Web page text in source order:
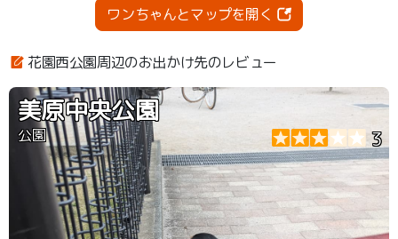
ワンちゃんとマップを開く
花園西公園周辺のお出かけ先のレビュー
美原中央公園
公園 3